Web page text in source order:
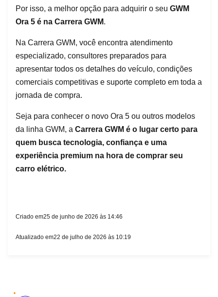
Por isso, a melhor opção para adquirir o seu GWM
Ora 5 é na Carrera GWM.
Na Carrera GWM, você encontra atendimento
especializado, consultores preparados para
apresentar todos os detalhes do veículo, condições
comerciais competitivas e suporte completo em toda a
jornada de compra.
Seja para conhecer o novo Ora 5 ou outros modelos
da linha GWM, a Carrera GWM é o lugar certo para
quem busca tecnologia, confiança e uma
experiência premium na hora de comprar seu
carro elétrico.
Criado em25 de junho de 2026 às 14:46
Atualizado em22 de julho de 2026 às 10:19